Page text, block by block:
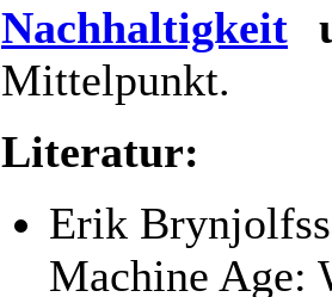
Nachhaltigkeit
Mittelpunkt.
Literatur:
Erik
Machine Age: